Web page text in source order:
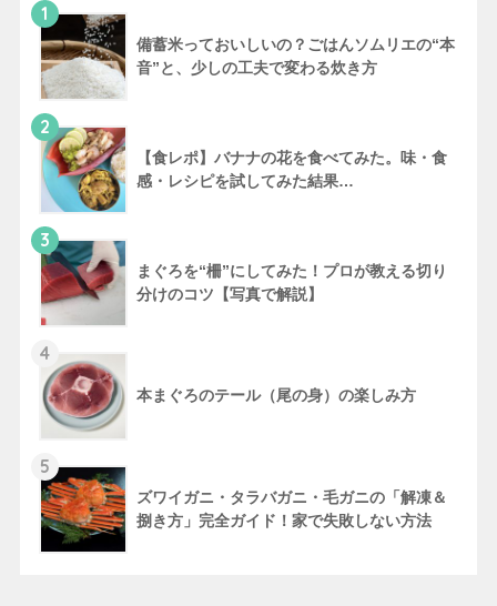
1
備蓄米っておいしいの？ごはんソムリエの“本
音”と、少しの工夫で変わる炊き方
2
【食レポ】バナナの花を食べてみた。味・食
感・レシピを試してみた結果…
3
まぐろを“柵”にしてみた！プロが教える切り
分けのコツ【写真で解説】
4
本まぐろのテール（尾の身）の楽しみ方
5
ズワイガニ・タラバガニ・毛ガニの「解凍＆
捌き方」完全ガイド！家で失敗しない方法